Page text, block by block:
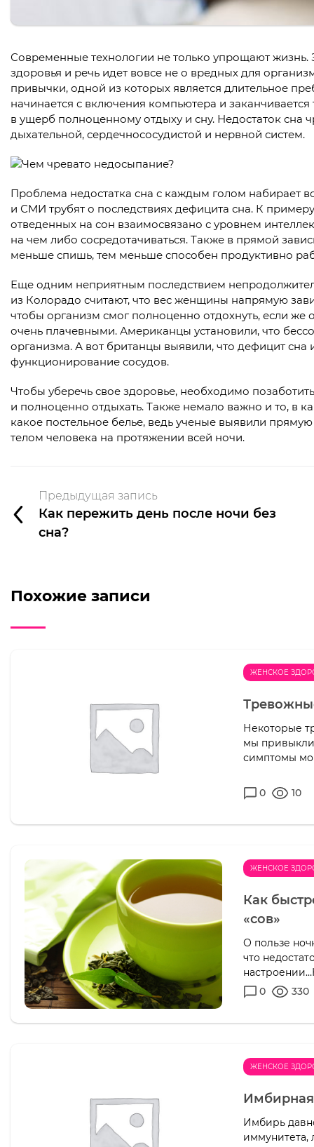
Современные технологии не только упрощают жизнь.
здоровья и речь идет вовсе не о вредных для
привычки, одной из которых является длительное
начинается с включения компьютера и
в ущерб полноценному отдыху и сну. Недостаток сна
дыхательной, сердечнососудистой и нервной систем.
Проблема недостатка сна с каждым голом набирает
и СМИ трубят о последствиях дефицита сна. К
отведенных на сон взаимосвязано с уровнем
на чем либо сосредотачиваться. Также в прямой
меньше спишь, тем меньше способен продуктивно
Еще одним неприятным последствием
из Колорадо считают, что вес женщины напрямую
чтобы организм смог полноценно отдохнуть, если же
очень плачевными. Американцы установили, что
организма. А вот британцы выявили, что дефицит сна
функционирование сосудов.
Чтобы уберечь свое здоровье, необходимо
и полноценно отдыхать. Также немало важно и то, в
какое постельное белье, ведь ученые выявили
телом человека на протяжении всей ночи.
Предыдущая запись
Как пережить день после ночи без
сна?
Похожие записи
ЖЕНСКОЕ
Некоторые
мы привыкли
симптомы
0 10
ЖЕНСКОЕ
Как
«сов»
О пользе
что
0
330
ЖЕНСКОЕ
Имбирная
Имбирь
иммунитета,